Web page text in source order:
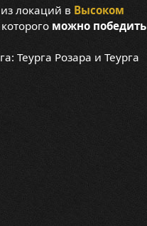
локаций в Высоком
можно победить
Теурга Розара и Теурга